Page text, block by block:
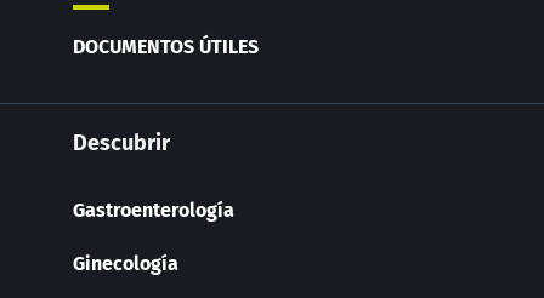
DOCUMENTOS ÚTILES
Descubrir
Gastroenterología
Ginecología